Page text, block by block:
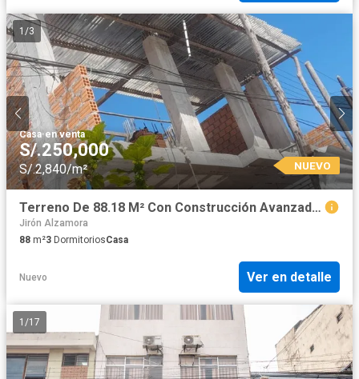
1 /3
Casa·en venta
S/.250,000
S/.2,840/m² NUEVO
Terreno De 88.18 M² Con Construcción Avanzada En Venta – Iquitos | Ideal Para Proyecto Inmobiliario
Jirón Alzamora
88 m²3 DormitoriosCasa
Nuevo Ver en detalle
1 /17